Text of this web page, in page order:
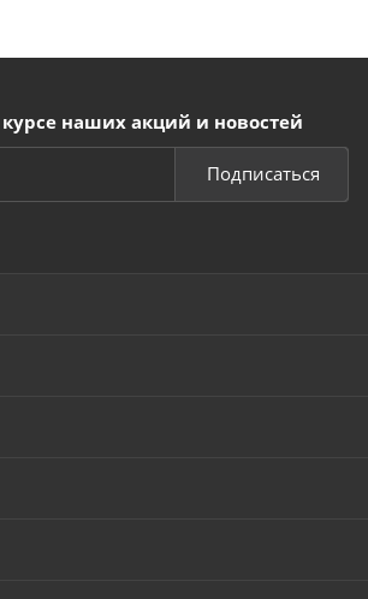
курсе наших акций и новостей
Подписаться